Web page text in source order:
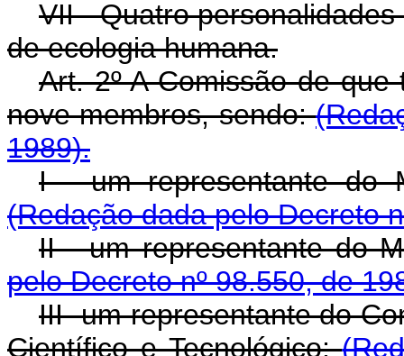
VII - Quatro
de ecologia humana.
Art. 2º A Comissão de
nove membros, sendo:
1989).
I - um representante do
(Redação dada pelo Decreto
II - um representante do
pelo Decreto nº 98.550, de
III- um representante do
Científico e Tecnológico;